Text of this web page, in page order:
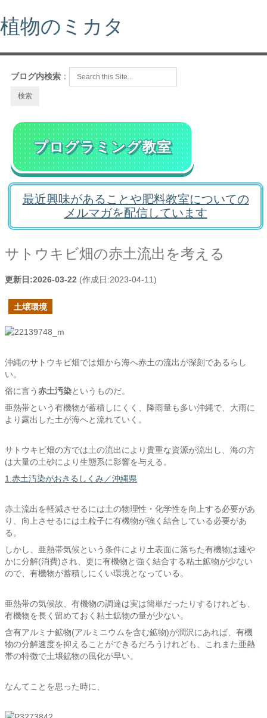
植物のミカタ
ブログ内検索 ：
プログラミング教室
最近興味があることや肥料教室についての
メルマガを配信しています
サトウキビ畑の赤土流出を考える
更新日:2026-03-22 (作成日:2023-04-11)
土壌環境
沖縄のサトウキビ畑では畑から海へ赤土の流出が深刻であるらし
い。
俗に言う赤土汚染というものだ。
亜熱帯という有機物が蓄積しにくく、降雨量も多い沖縄で、大雨に
より露出した土が海へと流れていく。
サトウキビ畑の方では土の流出により貴重な資源が流出し、海の方
は大量の土砂により生態系に影響を与える。
1.赤土汚染がおきるしくみ／沖縄県
赤土流出を軽減させるには土の物理性・化学性を向上する必要があ
り、向上させるには土粒子に有機物が強く結合している必要があ
る。
しかし、亜熱帯気候という条件により土表面に落ちた有機物は速や
かに分解(消費)され、更に有機物と強く結合する粘土鉱物が少ない
ので、有機物が蓄積しにくい環境となっている。
亜熱帯の気候故、有機物の調達は実は簡単だったりするけれども、
有機物を長く留めておく粘土鉱物の量が少ない。
含有アルミナ鉱物(アルミニウムを含む鉱物)が潤沢にあれば、有機
物の分解速度を抑えることができるだろうけれども、これまた亜熱
帯の特徴で土壌鉱物の風化が早い。
なんてことを思った時に、